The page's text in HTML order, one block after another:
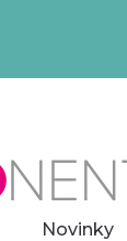
Novinky